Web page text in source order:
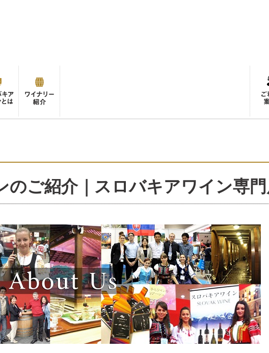
のご紹介｜スロバキアワイン専